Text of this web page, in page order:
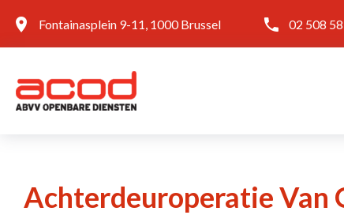
Fontainasplein 9-11, 1000 Brussel 02 508
Achterdeuroperatie Van